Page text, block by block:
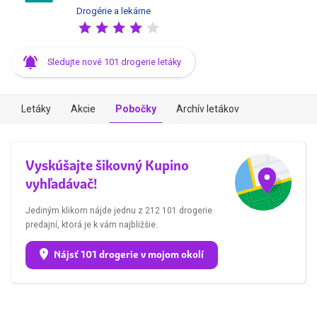
Drogérie a lekárne
Sledujte nové 101 drogerie letáky
Letáky Akcie Pobočky Archív letákov
Vyskúšajte šikovný Kupino
vyhľadávač!
Jediným klikom nájde jednu z 212 101 drogerie
predajní, ktorá je k vám najbližšie.
Nájsť 101 drogerie v mojom okolí